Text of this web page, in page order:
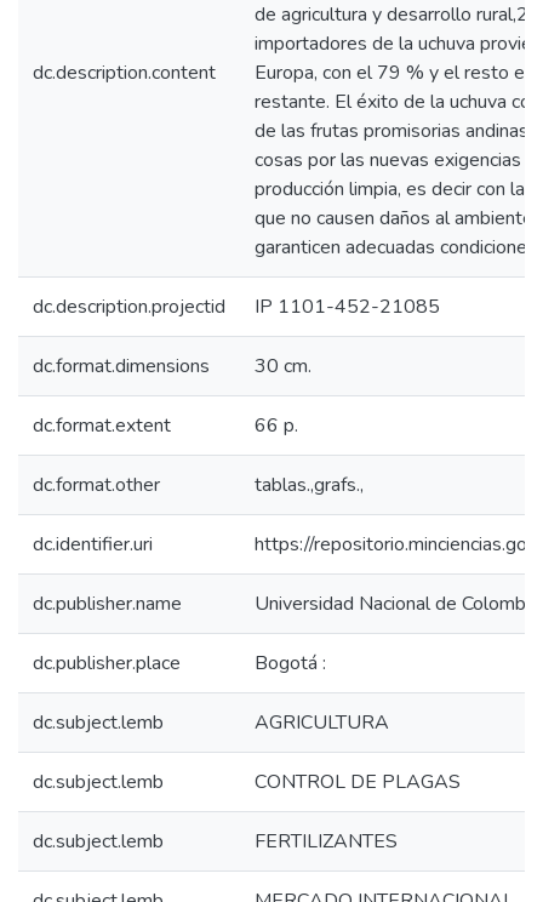
dc.description.content
de agricultura y desarrollo
importadores de la uchuva
Europa, con el 79 % y el resto
restante. El éxito de la uchuva
de las frutas promisorias andinas
cosas por las nuevas exigencias
producción limpia, es decir con la
que no causen daños al
garanticen adecuadas
dc.description.projectid IP 1101-452-21085
dc.format.dimensions 30 cm.
dc.format.extent 66 p.
dc.format.other tablas.,grafs.,
dc.identifier.uri https://
dc.publisher.name Universidad Nacional de Colombia,
dc.publisher.place Bogotá :
dc.subject.lemb AGRICULTURA
dc.subject.lemb CONTROL DE PLAGAS
dc.subject.lemb FERTILIZANTES